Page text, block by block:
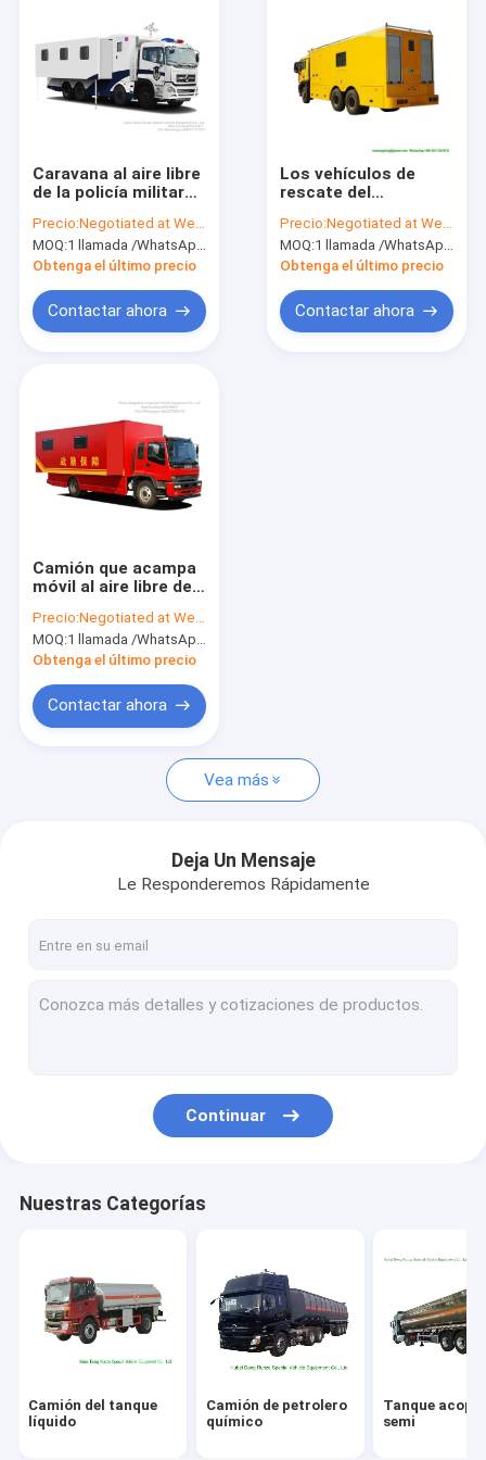
About Us
Factory Tour
Request A Quote
Camión del tanque líquido
Camión de petrolero químico
camión del buque de petróleo
camiones sépticos del vacío
Cuerpos de encargo del camión
Camión del barrendero de camino
Camión de la cartelera del LED
camión de cocina móvil
camión hormigonera
Caravana al aire libre
de la policía militar
acampa móvil al aire
libre con la furgoneta
de alojamiento de la
Precio:Negotiated at Weichat:King253725877
MOQ:1 llamada /WhatsApp de la unidad: +8615271357675
Obtenga el último precio
Contactar ahora
Los vehículos de
rescate del
emergencia de
SITRAK en sitio
rescatan y
diversos accidentes
Precio:Negotiated at Weichat:King253725877
MOQ:1 llamada /WhatsApp de la unidad: +8615271357675
Obtenga el último precio
Contactar ahora
Camión que acampa
móvil al aire libre de
estar
Precio:Negotiated at Weichat:King253725877
MOQ:1 llamada /WhatsApp de la unidad: +8615271357675
Obtenga el último precio
Contactar ahora
Vea más
Deja Un Mensaje
Le Responderemos Rápidamente
Continuar
Nuestras Categorías
Camión del tanque
líquido
Camión de petrolero
químico
Tanque
semi